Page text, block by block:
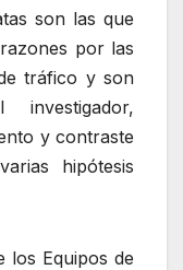
son las que
por las
tráfico y son
y contraste
hipótesis
los Equipos de